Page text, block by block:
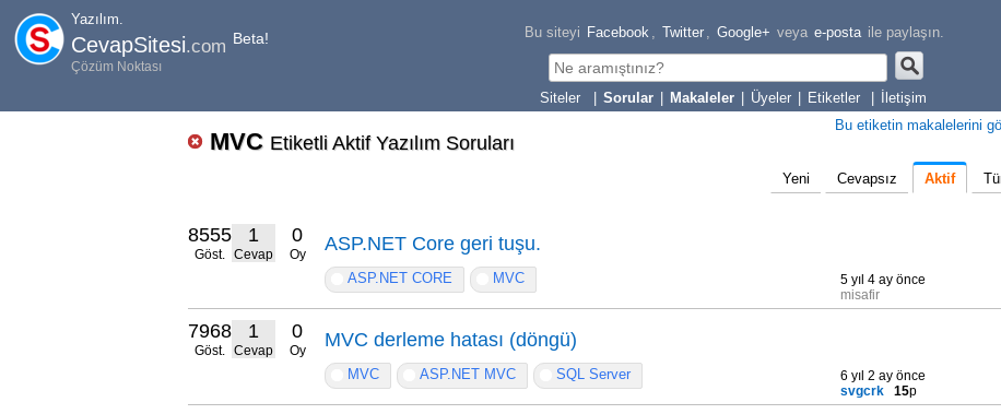
Yazılım.
CevapSitesi.com Beta!
Çözüm Noktası
Bu siteyi Facebook , Twitter , Google+ veya e-posta ile paylaşın.
Sorular Makaleler Üyeler Etiketler İletişim
MVC Etiketli Aktif Yazılım Soruları
Bu etiketin makalelerini
Yeni Cevapsız Aktif
8555
Göst.
1
Cevap
0
Oy ASP.NET Core geri tuşu.
ASP.NET CORE MVC
5 yıl 4 ay önce
misafir
7968
Göst.
1
Cevap
0
Oy MVC derleme hatası (döngü)
MVC ASP.NET MVC SQL Server
6 yıl 2 ay önce
svgcrk
15p